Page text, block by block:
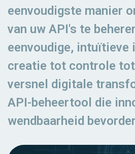
eenvoudigste manier
van uw API's te
eenvoudige, intuïtieve
creatie tot controle
versnel digitale
API-beheertool die
wendbaarheid